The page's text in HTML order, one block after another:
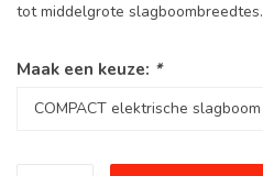
tot middelgrote slagboombreedtes.
Maak een keuze: *